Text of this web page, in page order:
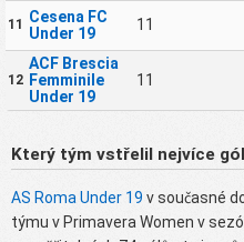
11
Cesena FC
Under 19
11
12
ACF Brescia
Femminile
Under 19
11
Který tým vstřelil nejvíce
AS Roma Under 19 v současné
týmu v Primavera Women v